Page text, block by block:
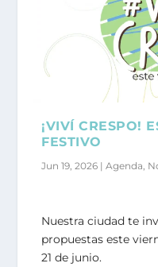
¡VIVÍ CRESPO!
FESTIVO
Jun 19, 2026 |Agenda,
Nuestra ciudad te
propuestas este
21 de junio.